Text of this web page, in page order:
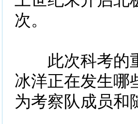
次。
此次科考的重
冰洋正在发生哪
为考察队成员和